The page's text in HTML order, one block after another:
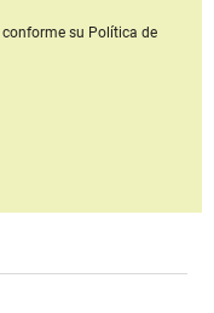
conforme su Política de